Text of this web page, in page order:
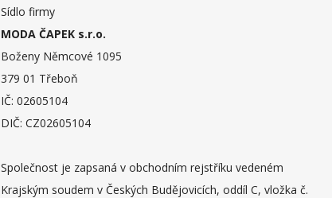
Sídlo firmy
MODA ČAPEK s.r.o.
Boženy Němcové 1095
379 01 Třeboň
IČ: 02605104
DIČ: CZ02605104
Společnost je zapsaná v obchodním rejstříku vedeném
Krajským soudem v Českých Budějovicích, oddíl C, vložka č.